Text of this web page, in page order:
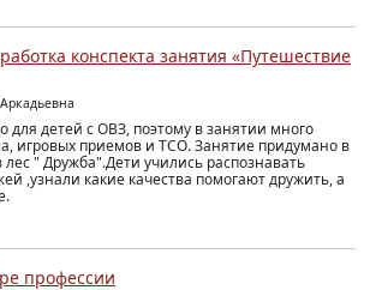
конспекта занятия «Путешествие
для детей с ОВЗ, поэтому в занятии много
игровых приемов и ТСО. Занятие придумано в
" Дружба".Дети учились распознавать
,узнали какие качества помогают дружить, а
профессии